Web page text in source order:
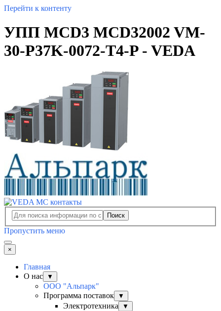
Перейти к контенту
УПП MCD3 MCD32002 VM-
30-P37K-0072-T4-P - VEDA
Поиск
Пропустить меню
×
Главная
О нас
▼
ООО "Альпарк"
Программа поставок
▼
Электротехника ▼